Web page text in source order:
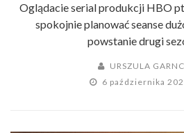
Oglądacie serial produkcji HBO
spokojnie planować seanse
powstanie drugi
URSZULA
6 października